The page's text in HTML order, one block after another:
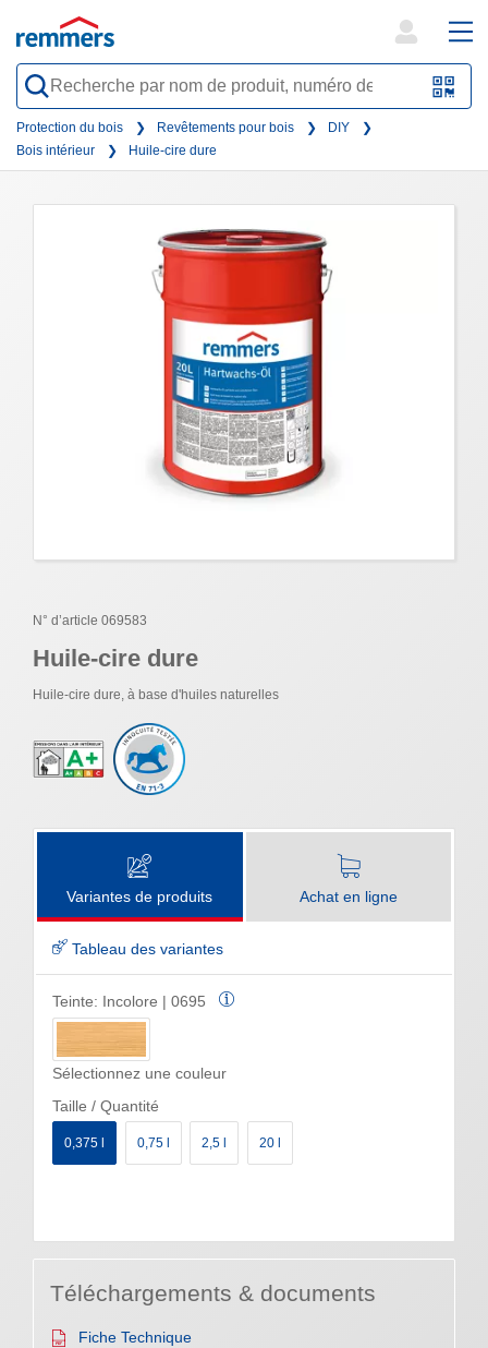
QR-
search
form
Protection du bois Revêtements pour bois
DIY
Bois intérieur
Huile-cire dure
N° d’article 069583
Huile-cire dure
Huile-cire dure, à base d'huiles naturelles
Variantes de produits Achat en ligne
Tableau des variantes
Teinte: Incolore | 0695
Sélectionnez une couleur
Taille / Quantité
0,375 l 0,75 l 2,5 l 20 l
Téléchargements & documents
Fiche Technique